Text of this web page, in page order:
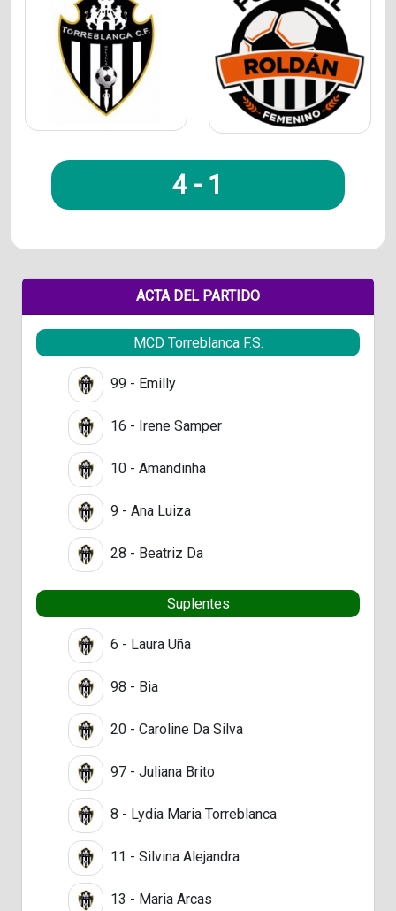
4 - 1
ACTA DEL PARTIDO
MCD Torreblanca F.S.
99 - Emilly
16 - Irene Samper
10 - Amandinha
9 - Ana Luiza
28 - Beatriz Da
Suplentes
6 - Laura Uña
98 - Bia
20 - Caroline Da Silva
97 - Juliana Brito
8 - Lydia Maria Torreblanca
11 - Silvina Alejandra
13 - Maria Arcas